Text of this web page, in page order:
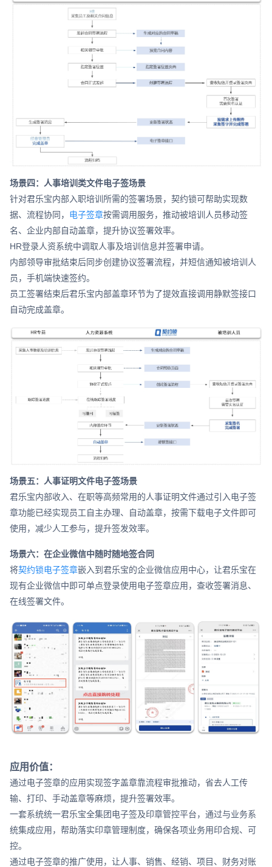
场景四：人事培训类文件电子签场景
针对君乐宝内部入职培训所需的签署场景，契约锁可帮助实现数
据、流程协同， 电子签章按需调用服务，推动被培训人员移动签
名、企业内部自动盖章，提升协议签署效率。
HR登录人资系统中调取人事及培训信息并签署申请。
内部领导审批结束后同步创建协议签署流程，并短信通知被培训人
员，手机端快速签约。
员工签署结束后君乐宝内部盖章环节为了提效直接调用静默签接口
自动完成盖章。
场景五：人事证明文件电子签场景
君乐宝内部收入、在职等高频常用的人事证明文件通过引入电子签
章功能已经实现员工自主办理、自动盖章，按需下载电子文件即可
使用，减少人工参与，提升签发效率。
场景六：在企业微信中随时随地签合同
将契约锁电子签章嵌入到君乐宝的企业微信应用中心，让君乐宝在
现有企业微信中即可单点登录使用电子签章应用，查收签署消息、
在线签署文件。
应用价值：
通过电子签章的应用实现签字盖章靠流程审批推动，省去人工传
输、打印、手动盖章等麻烦，提升签署效率。
一套系统统一君乐宝全集团电子签及印章管控平台，通过与业务系
统集成应用，帮助落实印章管理制度，确保各项业务用印合规、可
控。
通过电子签章的推广使用，让人事、销售、经销、项目、财务对账